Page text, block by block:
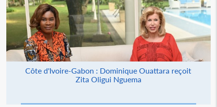
Côte d'Ivoire-Gabon : Dominique Ouattara reçoit
Zita Oligui Nguema